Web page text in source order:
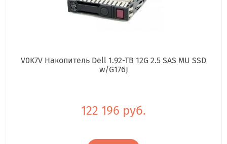
V0K7V Накопитель Dell 1.92-TB 12G 2.5 SAS MU SSD
w/G176J
122 196 руб.